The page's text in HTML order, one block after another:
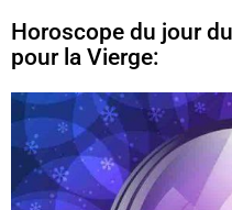
Horoscope du jour
pour la Vierge: